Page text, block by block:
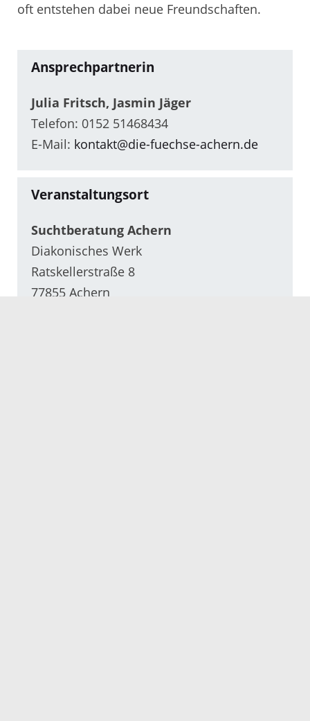
oft entstehen dabei neue Freundschaften.
Ansprechpartnerin
Julia Fritsch, Jasmin Jäger
Telefon: 0152 51468434
E-Mail: kontakt@die-fuechse-achern.de
Veranstaltungsort
Suchtberatung Achern
Diakonisches Werk
Ratskellerstraße 8
77855 Achern